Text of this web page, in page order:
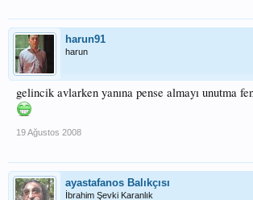
harun91
harun
gelincik avlarken yanına pense almayı unutma
19 Ağustos 2008
ayastafanos Balıkçısı
İbrahim Şevki Karanlık